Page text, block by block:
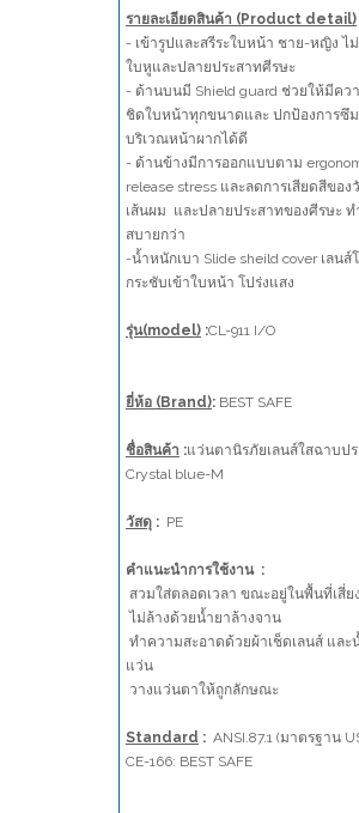
รายละเอียดสินค้า (Product detail)
- เข้ารูปและสรีระใบหน้า ชาย-หญิง ไ
ใบหูและปลายประสาทศีรษะ
- ด้านบนมี Shield guard ช่วยให้มีคว
ชิดใบหน้าทุกขนาดและ ปกป้องการซึ
บริเวณหน้าผากได้ดี
- ด้านข้างมีการออกแบบตาม
release stress และลดการเสียดสีของ
เส้นผม และปลายประสาทของศีรษะ ท
สบายกว่า
-น้ำหนักเบา Slide sheild cover เลนส์
กระชับเข้าใบหน้า โปร่งแสง
รุ่น(model) :CL-911 I/O
ยี่ห้อ (Brand): BEST SAFE
ชื่อสินค้า :แว่นตานิรภัยเลนส์ใสฉาบป
Crystal blue-M
วัสดุ : PE
คำแนะนำการใช้งาน :
สวมใส่ตลอดเวลา ขณะอยู่ในพื้นที่เสี่ยง
ไม่ล้างด้วยน้ำยาล้างจาน
ทำความสะอาดด้วยผ้าเช็ดเลนส์ และ
แว่น
วางแว่นตาให้ถูกลักษณะ
Standard : ANSI.87.1 (มาตรฐาน
CE-166: BEST SAFE